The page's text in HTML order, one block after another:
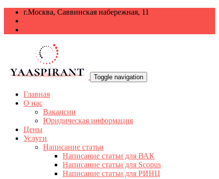
г.Москва, Саввинская набережная, 11
Toggle navigation
Главная
О нас
Вакансии
Юридическая информация
Цены
Услуги
Написание статьи
Написание статьи для ВАК
Написание статьи для Scopus
Написание статьи для РИНЦ